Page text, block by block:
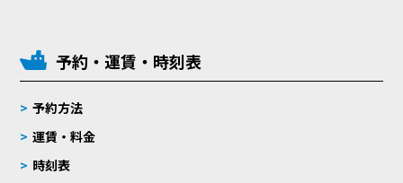
予約・運賃・時刻表
予約方法
運賃・料金
時刻表